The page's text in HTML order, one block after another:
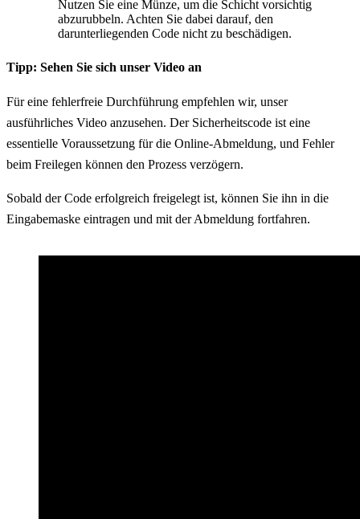
Nutzen Sie eine Münze, um die Schicht vorsichtig
abzurubbeln. Achten Sie dabei darauf, den
darunterliegenden Code nicht zu beschädigen.
Tipp: Sehen Sie sich unser Video an
Für eine fehlerfreie Durchführung empfehlen wir, unser
ausführliches Video anzusehen. Der Sicherheitscode ist eine
essentielle Voraussetzung für die Online-Abmeldung, und Fehler
beim Freilegen können den Prozess verzögern.
Sobald der Code erfolgreich freigelegt ist, können Sie ihn in die
Eingabemaske eintragen und mit der Abmeldung fortfahren.